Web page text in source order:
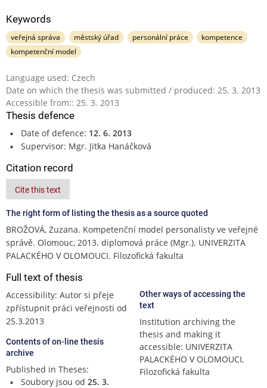
Keywords
veřejná správa městský úřad personální práce
kompetence
kompetenční model
Language used: Czech
Date on which the thesis was submitted / produced: 25. 3. 2013
Accessible from:: 25. 3. 2013
Thesis defence
Date of defence: 12. 6. 2013
Supervisor: Mgr. Jitka Hanáčková
Citation record
Cite this text
The right form of listing the thesis as a source quoted
BROŽOVÁ, Zuzana. Kompetenční model personalisty ve veřejné
správě. Olomouc, 2013. diplomová práce (Mgr.). UNIVERZITA
PALACKÉHO V OLOMOUCI. Filozofická fakulta
Full text of thesis
Accessibility: Autor si přeje
zpřístupnit práci veřejnosti od
25.3.2013
Contents of on-line thesis
archive
Published in Theses:
Soubory jsou od 25. 3.
Other ways of accessing the
text
Institution archiving the
thesis and making it
accessible: UNIVERZITA
PALACKÉHO V OLOMOUCI,
Filozofická fakulta